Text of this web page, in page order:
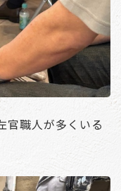
官職人が多くいる